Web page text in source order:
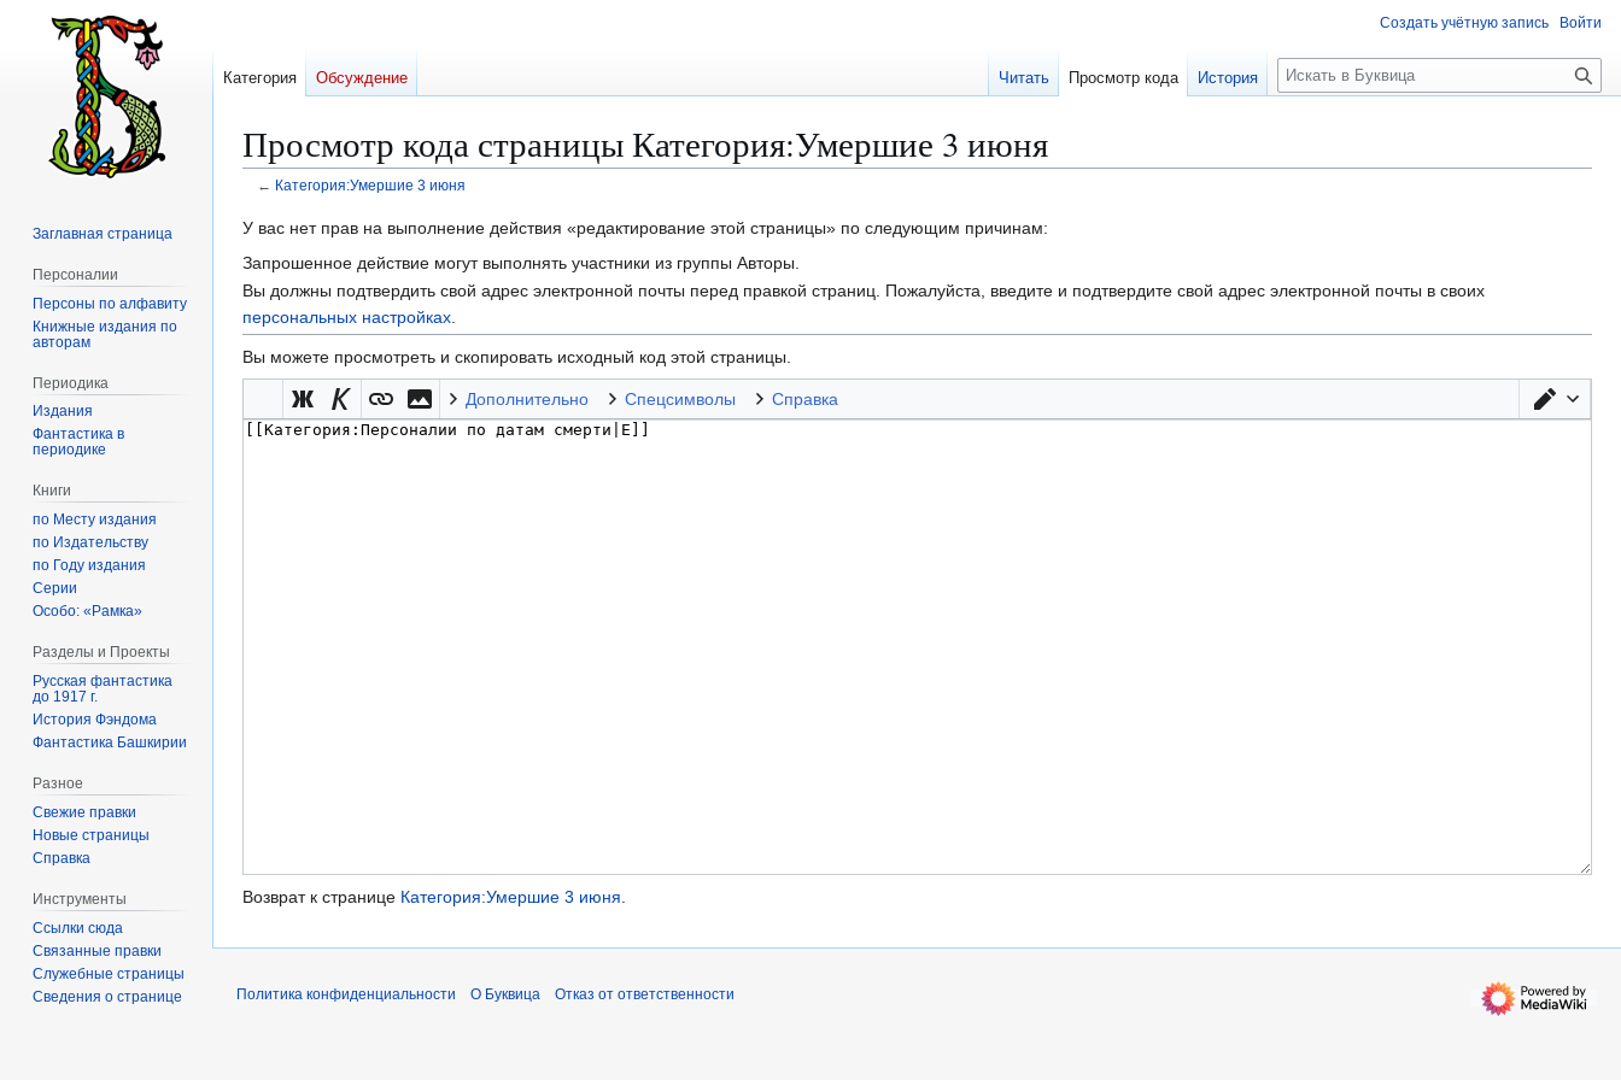
Просмотр кода страницы Категория:Умершие 3 июня
← Категория:Умершие 3 июня
Перейти
к
Перейти
к
У вас нет прав на выполнение действия «редактирование этой страницы» по следующим причинам:
Запрошенное действие могут выполнять участники из группы Авторы.
Вы должны подтвердить свой адрес электронной почты перед правкой страниц. Пожалуйста, введите и подтвердите свой адрес электронной почты в своих
персональных настройках
Вы можете просмотреть и скопировать исходный код этой страницы.
Дополнительно Спецсимволы Справка
Возврат к странице Категория:Умершие 3 июня.
Создать учётную запись Войти
Категория Обсуждение Читать Просмотр кода История
П
о
к
Заглавная страница
Персоналии
Персоны по алфавиту
Книжные издания по
авторам
Периодика
Издания
Фантастика в
периодике
Книги
по Месту издания
по Издательству
по Году издания
Серии
Особо: «Рамка»
Разделы и Проекты
Русская фантастика
до 1917 г.
История Фэндома
Фантастика Башкирии
Разное
Свежие правки
Новые страницы
Справка
Инструменты
Ссылки сюда
Связанные правки
Служебные страницы
Сведения о странице
Политика конфиденциальности О Буквица Отказ от ответственности